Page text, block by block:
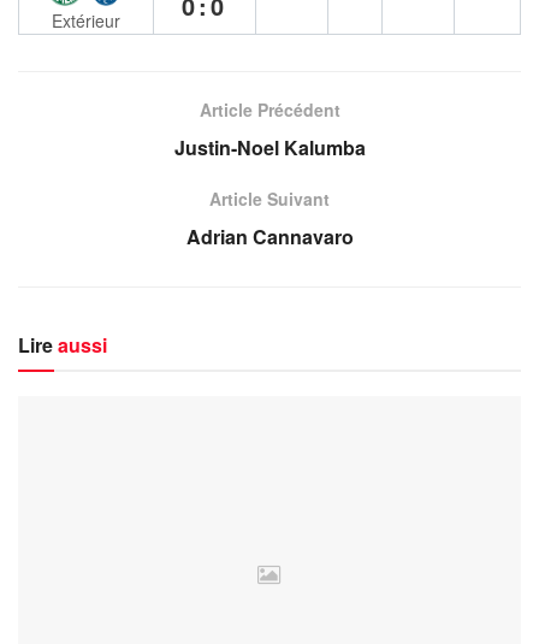
Extérieur
Article Précédent
Justin-Noel Kalumba
Article Suivant
Adrian Cannavaro
Lireaussi